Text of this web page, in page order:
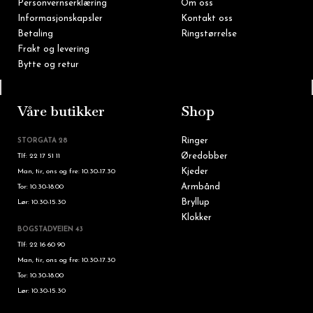
Personvernserklæring
Informasjonskapsler
Betaling
Frakt og levering
Bytte og retur
Om oss
Kontakt oss
Ringstørrelse
Våre butikker
STORGATA 28
Tlf: 22 17 51 11
Man, tir, ons og fre: 10.30-17.30
Tor: 10.30-18.00
Lør: 10.30-15.30
BOGSTADVEIEN 43
Tlf: 22 16 60 90
Man, tir, ons og fre: 10.30-17.30
Tor: 10.30-18.00
Lør: 10.30-15.30
Shop
Ringer
Øredobber
Kjeder
Armbånd
Bryllup
Klokker